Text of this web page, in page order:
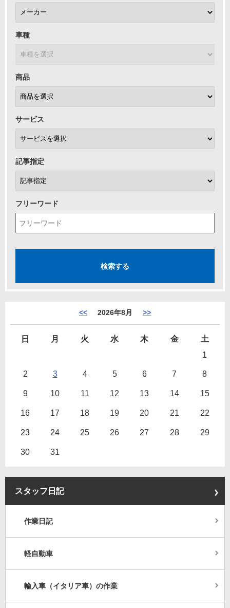
車種
商品
サービス
記事指定
フリーワード
<< 2026年8月 >>
日 月 火 水 木 金
土
1
2 3 4 5 6 7 8
9 10 11 12 13 14 15
16 17 18 19 20 21 22
23 24 25 26 27 28 29
30 31
スタッフ日記
作業日記
軽自動車
輸入車（イタリア車）の作業